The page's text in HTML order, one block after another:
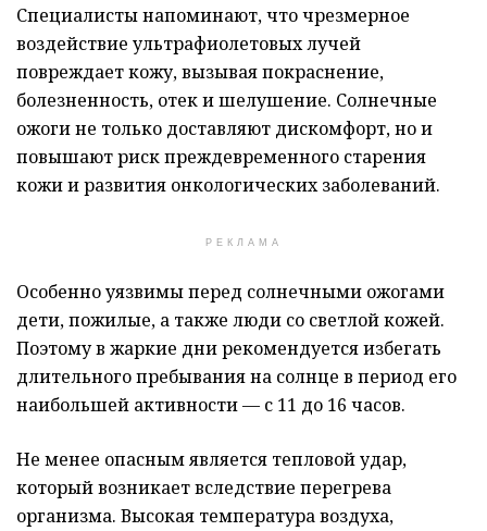
Специалисты напоминают, что чрезмерное
воздействие ультрафиолетовых лучей
повреждает кожу, вызывая покраснение,
болезненность, отек и шелушение. Солнечные
ожоги не только доставляют дискомфорт, но и
повышают риск преждевременного старения
кожи и развития онкологических заболеваний.
РЕКЛАМА
Особенно уязвимы перед солнечными ожогами
дети, пожилые, а также люди со светлой кожей.
Поэтому в жаркие дни рекомендуется избегать
длительного пребывания на солнце в период его
наибольшей активности — с 11 до 16 часов.
Не менее опасным является тепловой удар,
который возникает вследствие перегрева
организма. Высокая температура воздуха,